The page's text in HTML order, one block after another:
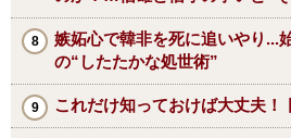
嫉妬心で韓非を死に追いやり...
の“したたかな処世術”
これだけ知っておけば大丈夫！